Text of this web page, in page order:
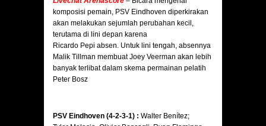
komposisi pemain, PSV Eindhoven diperkirakan
akan melakukan sejumlah perubahan kecil,
terutama di lini depan karena
Ricardo Pepi absen. Untuk lini tengah, absennya
Malik Tillman membuat Joey Veerman akan lebih
banyak terlibat dalam skema permainan pelatih
Peter Bosz
PSV Eindhoven (4-2-3-1) : Walter Benítez;